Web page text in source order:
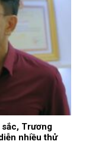
sắc, Trương
nhiều thử